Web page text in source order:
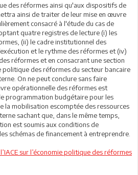
des réformes ainsi qu'aux dispositifs de
ainsi de traiter de leur mise en œuvre
consacré à l'étude du cas de
quatre registres de lecture (i) les
(ii) le cadre institutionnel des
et le rythme des réformes et (iv)
réformes et en consacrant une section
politique des réformes du secteur bancaire
On ne peut conclure sans faire
opérationnelle des réformes est
programmation budgétaire pour les
la mobilisation escomptée des ressources
sachant que, dans le même temps,
est soumis aux conditions de
schémas de financement à entreprendre.
sur l’économie politique des réformes